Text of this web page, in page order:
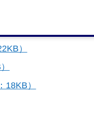
）
）